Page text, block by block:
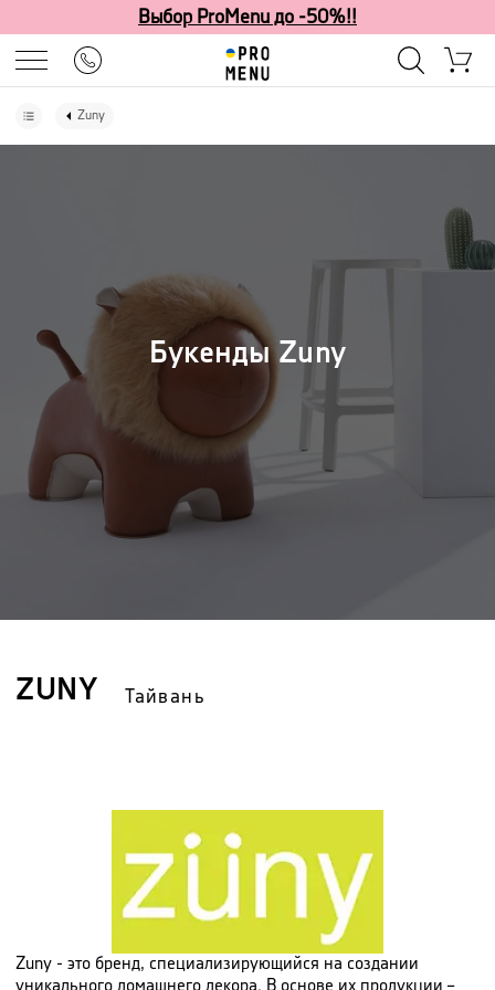
Выбор ProMenu до -50%!!
Zuny
Букенды Zuny
ZUNY Тайвань
Zuny - это бренд, специализирующийся на создании
уникального домашнего декора. В основе их продукции –